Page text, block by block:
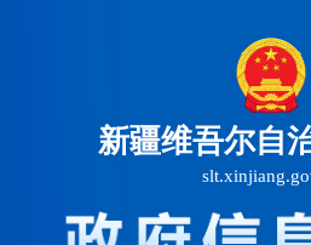
新疆维吾尔自